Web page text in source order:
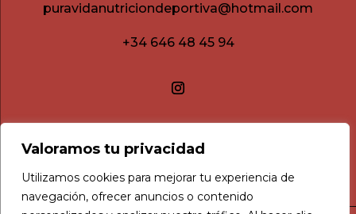
Valoramos tu privacidad
Utilizamos cookies para mejorar tu experiencia de
navegación, ofrecer anuncios o contenido
puravidanutriciondeportiva@hotmail.com
+34 646 48 45 94